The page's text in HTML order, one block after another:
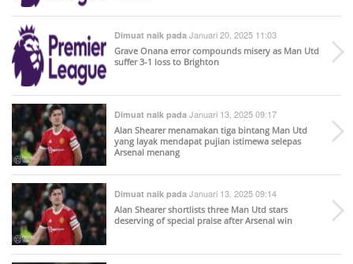
Dimuat naik pada Januari 20, 2025 11:03
Grave Onana error compounds misery as Man Utd
suffer 3-1 loss to Brighton
Dimuat naik pada Januari 13, 2025 09:17
Alan Shearer menamakan tiga bintang Man Utd
yang layak mendapat pujian istimewa selepas
Arsenal menang
Dimuat naik pada Januari 13, 2025 09:14
Alan Shearer shortlists three Man Utd stars
deserving of special praise after Arsenal win